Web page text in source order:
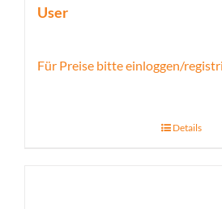
User
Für Preise bitte einloggen/
Details